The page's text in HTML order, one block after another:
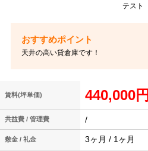
テスト
天井の高い貸倉庫です！
賃料(坪単価) 440,000円
共益費 / 管理費 /
敷金 / 礼金 3ヶ月 / 1ヶ月